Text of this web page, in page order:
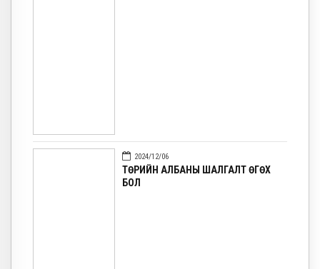
2024/12/06
ТӨРИЙН АЛБАНЫ ШАЛГАЛТ ӨГӨХ
БОЛ